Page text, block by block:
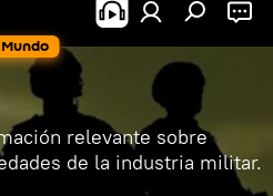
Mundo
relevante sobre
de la industria militar.